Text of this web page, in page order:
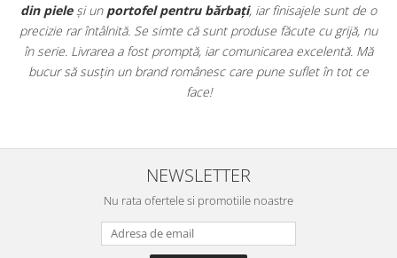
din pieleși un portofel pentru bărbați, iar finisajele sunt de o
precizie rar întâlnită. Se simte că sunt produse făcute cu grijă, nu
în serie. Livrarea a fost promptă, iar comunicarea excelentă. Mă
bucur să susțin un brand românesc care pune suflet în tot ce
face!
NEWSLETTER
Nu rata ofertele si promotiile noastre